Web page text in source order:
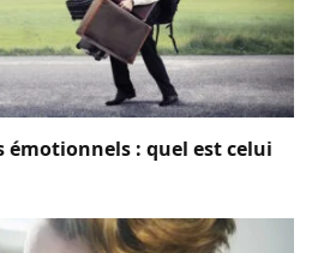
émotionnels : quel est celui